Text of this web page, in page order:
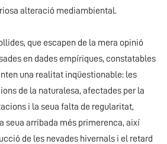
alteració mediambiental.
que escapen de la mera opinió
en dades empíriques, constatables
una realitat inqüestionable: les
de la naturalesa, afectades per la
i la seua falta de regularitat,
seua arribada més primerenca, així
de les nevades hivernals i el retard